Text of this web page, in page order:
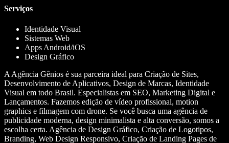
Serviços
Identidade Visual
Sistemas Web
Apps Android/iOS
Design Gráfico
A Agência Gênios é sua parceira ideal para Criação de Sites,
Desenvolvimento de Aplicativos, Design de Marcas, Identidade
Visual em todo Brasil. Especialistas em SEO, Marketing Digital e
Lançamentos. Fazemos edição de vídeo profissional, motion
graphics e filmagem com drone. Se você busca uma agência de
publicidade moderna, design minimalista e alta conversão, somos a
escolha certa. Agência de Design Gráfico, Criação de Logotipos,
Branding, Web Design Responsivo, Criação de Landing Pages de